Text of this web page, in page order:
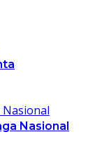
Nasional